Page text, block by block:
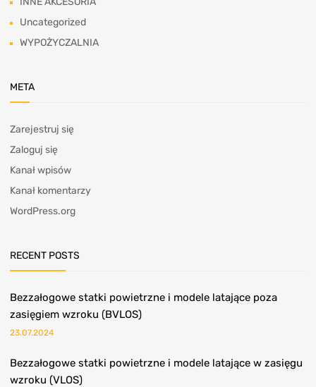
Uncategorized
WYPOŻYCZALNIA
META
Zarejestruj się
Zaloguj się
Kanał wpisów
Kanał komentarzy
WordPress.org
RECENT POSTS
Bezzałogowe statki powietrzne i modele latające poza
zasięgiem wzroku (BVLOS)
23.07.2024
Bezzałogowe statki powietrzne i modele latające w zasięgu
wzroku (VLOS)